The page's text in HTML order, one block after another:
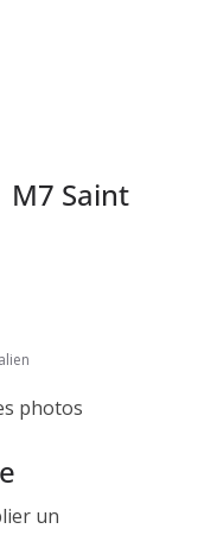
M7 Saint
photos
un